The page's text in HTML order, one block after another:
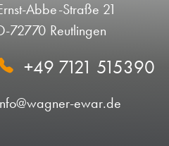
Abbe-Straße 21
72770 Reutlingen
+49 7121 515390
ewar.de